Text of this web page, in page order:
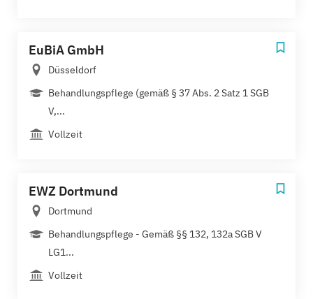
EuBiA GmbH
Düsseldorf
Behandlungspflege (gemäß § 37 Abs. 2 Satz 1 SGB
V,...
Vollzeit
EWZ Dortmund
Dortmund
Behandlungspflege - Gemäß §§ 132, 132a SGB V
LG1...
Vollzeit